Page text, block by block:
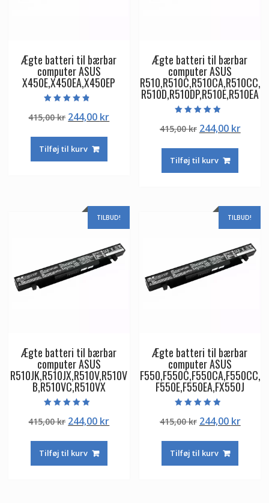
Ægte batteri til bærbar
computer ASUS
X450E,X450EA,X450EP
4.50
ud af 5
415,00kr Den
pris
var:
244,00 krDen
Tilføj til kurv
Ægte batteri til bærbar
computer ASUS
R510,R510C,R510CA,R510CC,
R510D,R510DP,R510E,R510EA
4.50
ud af 5
415,00kr Den
pris
var:
244,00 krDen
Tilføj til kurv
TILBUD!
Ægte batteri til bærbar
computer ASUS
R510JK,R510JX,R510V,R510V
B,R510VC,R510VX
5.00
ud af 5
415,00kr Den
pris
var:
244,00 krDen
Tilføj til kurv
TILBUD!
Ægte batteri til bærbar
computer ASUS
F550,F550C,F550CA,F550CC,
F550E,F550EA,FX550J
4.50
ud af 5
415,00kr Den
pris
var:
244,00 krDen
Tilføj til kurv